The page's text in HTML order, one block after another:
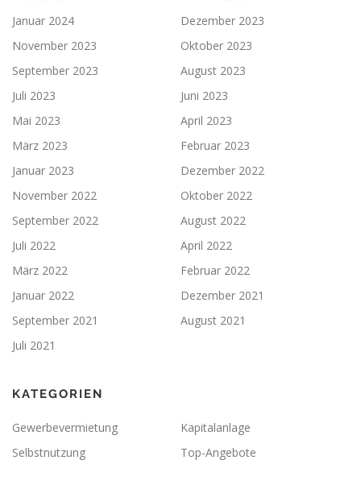
Januar 2024
Dezember 2023
November 2023
Oktober 2023
September 2023
August 2023
Juli 2023
Juni 2023
Mai 2023
April 2023
März 2023
Februar 2023
Januar 2023
Dezember 2022
November 2022
Oktober 2022
September 2022
August 2022
Juli 2022
April 2022
März 2022
Februar 2022
Januar 2022
Dezember 2021
September 2021
August 2021
Juli 2021
KATEGORIEN
Gewerbevermietung
Kapitalanlage
Selbstnutzung
Top-Angebote